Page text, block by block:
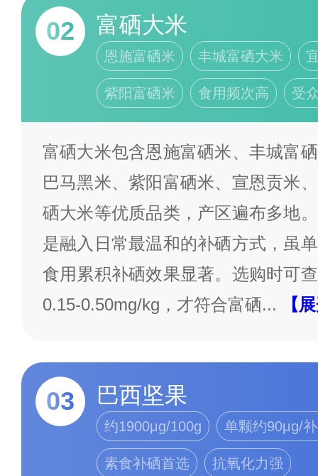
02 富硒大米
恩施富硒米 丰城富硒大米
紫阳富硒米 食用频次高 受
富硒大米包含恩施富硒米、丰城富
巴马黑米、紫阳富硒米、宣恩贡米
硒大米等优质品类，产区遍布多地
是融入日常最温和的补硒方式，虽
食用累积补硒效果显著。选购时可
0.15-0.50mg/kg，才符合富硒... 【
03 巴西坚果
约1900μg/100g 单颗约90μg/
素食补硒首选 抗氧化力强